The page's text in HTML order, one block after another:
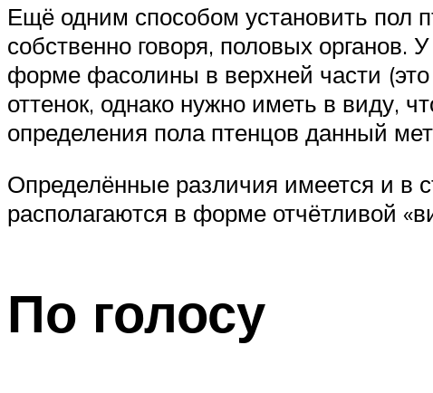
Ещё одним способом установить пол
собственно говоря, половых
форме фасолины в верхней части (это
оттенок, однако нужно иметь в виду,
определения пола птенцов данный
Определённые различия имеется и в
располагаются в форме отчётливой
По голосу